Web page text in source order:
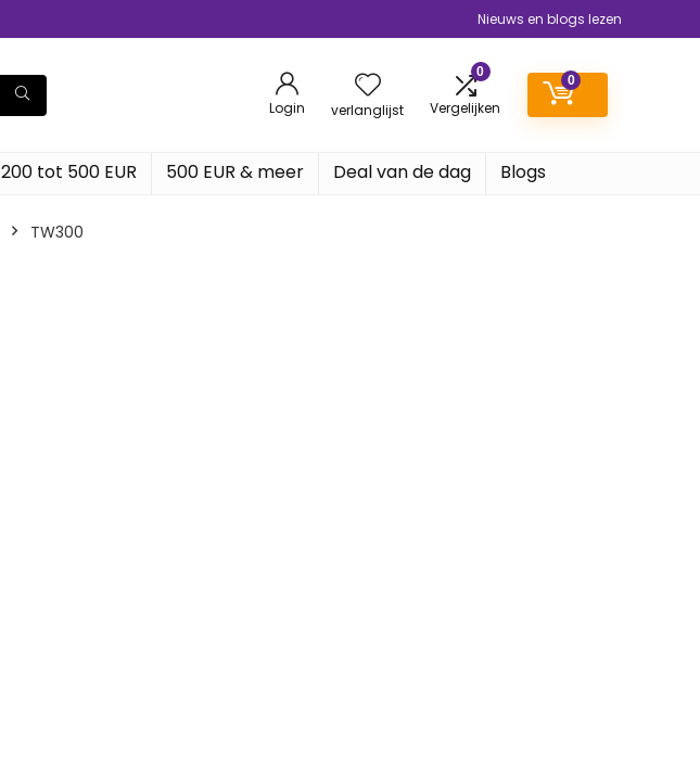
Nieuws en blogs lezen
Login verlanglijst
0
Vergelijken
0
200 tot 500 EUR 500 EUR & meer Deal van de dag Blogs
‎TW300